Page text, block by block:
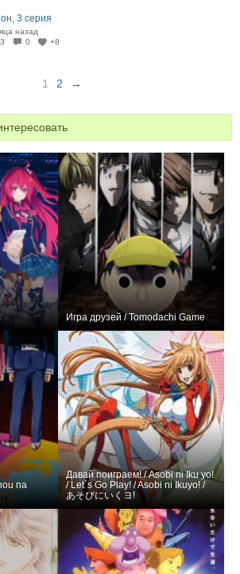
3 серия
назад
0 +8
1 2 →
Игра друзей / Tomodachi Game
na
Давай поиграем! / Asobi ni Iku yo!
/ Let`s Go Play! / Asobi ni Ikuyo! /
あそびにいくヨ!